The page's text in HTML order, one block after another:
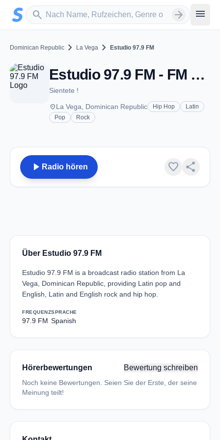
Zum Hauptinhalt springen
search
Sender suchen arrow_forward menu
Dominican Republic chevron_right La Vega chevron_right Estudio 97.9 FM
Estudio 97.9 FM - FM 97.9 - La Vega
Sientete !
placeLa Vega, Dominican Republic Hip Hop
Latin
Pop
Rock
play_arrow Radio hören favorite share
Über Estudio 97.9 FM
Estudio 97.9 FM is a broadcast radio station from La
Vega, Dominican Republic, providing Latin pop and
English, Latin and English rock and hip hop.
FREQUENZ
97.9 FM
SPRACHE
Spanish
Hörerbewertungen Bewertung schreiben
Noch keine Bewertungen. Seien Sie der Erste, der seine
Meinung teilt!